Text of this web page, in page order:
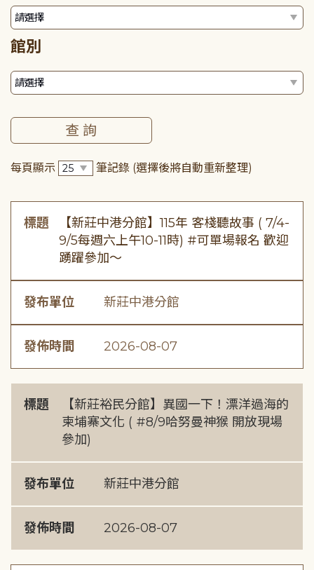
館別
每頁顯示 筆記錄 (選擇後將自動重新整理)
標題
【新莊中港分館】115年 客棧聽故事 ( 7/4-
9/5每週六上午10-11時) #可單場報名 歡迎
踴躍參加～
發布單位 新莊中港分館
發佈時間 2026-08-07
標題
【新莊裕民分館】異國一下！漂洋過海的
柬埔寨文化 ( #8/9哈努曼神猴 開放現場
參加)
發布單位 新莊中港分館
發佈時間 2026-08-07